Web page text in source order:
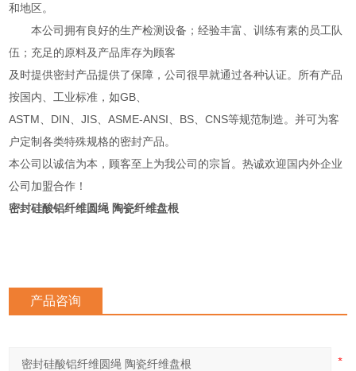
和地区。
本公司拥有良好的生产检测设备；经验丰富、训练有素的员工队
伍；充足的原料及产品库存为顾客
及时提供密封产品提供了保障，公司很早就通过各种认证。所有产品
按国内、工业标准，如GB、
ASTM、DIN、JIS、ASME-ANSI、BS、CNS等规范制造。并可为客
户定制各类特殊规格的密封产品。
本公司以诚信为本，顾客至上为我公司的宗旨。热诚欢迎国内外企业
公司加盟合作！
密封硅酸铝纤维圆绳 陶瓷纤维盘根
产品咨询